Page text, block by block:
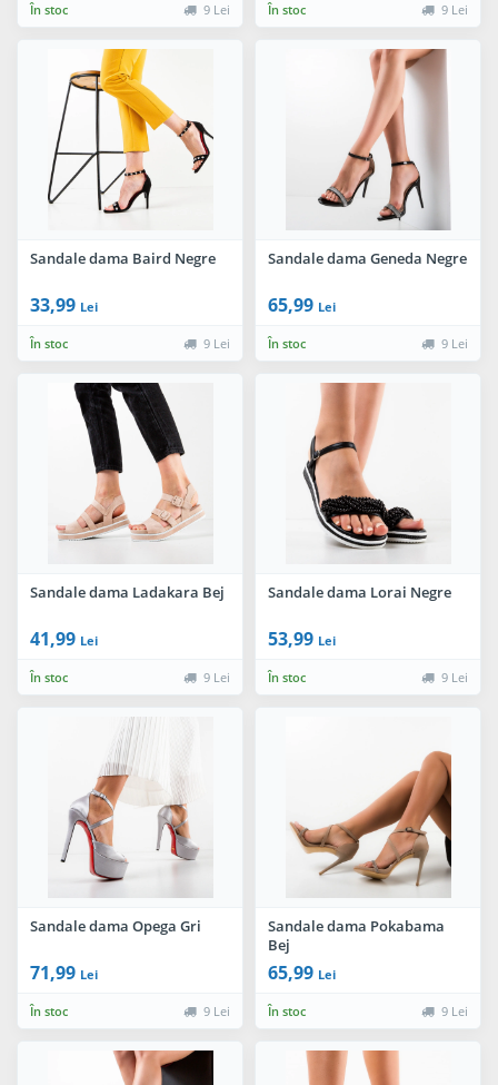
În stoc 9 Lei În stoc 9 Lei
Sandale dama Baird Negre
33,99 Lei
În stoc 9 Lei
Sandale dama Geneda Negre
65,99 Lei
În stoc 9 Lei
Sandale dama Ladakara Bej
41,99 Lei
În stoc 9 Lei
Sandale dama Lorai Negre
53,99 Lei
În stoc 9 Lei
Sandale dama Opega Gri
71,99 Lei
În stoc 9 Lei
Sandale dama Pokabama
Bej
65,99 Lei
În stoc 9 Lei